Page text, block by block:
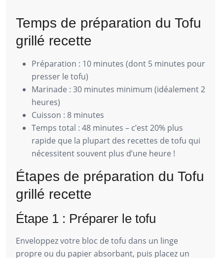
Temps de préparation du Tofu
grillé recette
Préparation : 10 minutes (dont 5 minutes pour
presser le tofu)
Marinade : 30 minutes minimum (idéalement 2
heures)
Cuisson : 8 minutes
Temps total : 48 minutes – c’est 20% plus
rapide que la plupart des recettes de tofu qui
nécessitent souvent plus d’une heure !
Étapes de préparation du Tofu
grillé recette
Étape 1 : Préparer le tofu
Enveloppez votre bloc de tofu dans un linge
propre ou du papier absorbant, puis placez un